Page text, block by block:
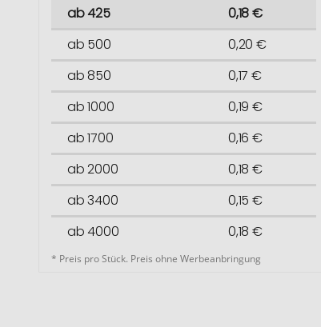
ab 425
0,18 €
ab 500
0,20 €
ab 850
0,17 €
ab 1000
0,19 €
ab 1700
0,16 €
ab 2000
0,18 €
ab 3400
0,15 €
ab 4000
0,18 €
* Preis pro Stück. Preis ohne Werbeanbringung